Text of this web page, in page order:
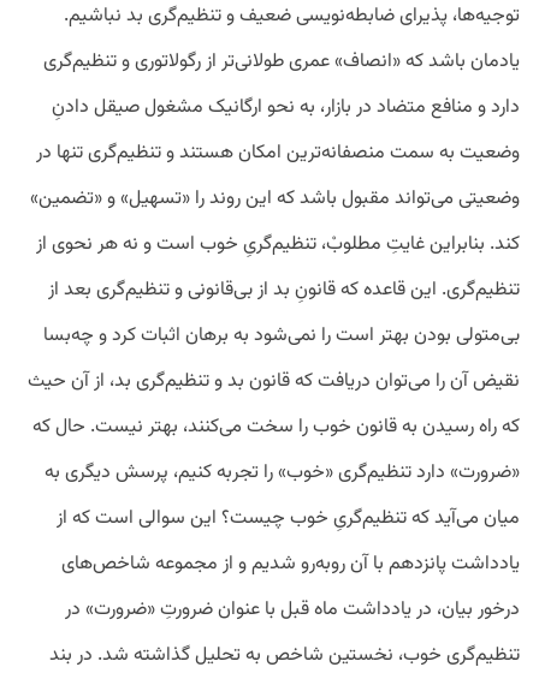
توجیه‌ها، پذیرای ضابطه‌نویسی ضعیف و تنظیم‌گری بد نباشیم.
یادمان باشد که «انصاف» عمری طولانی‌تر از رگولاتوری و تنظیم‌گری
دارد و منافع متضاد در بازار، به نحو ارگانیک مشغول صیقل دادنِ
وضعیت به سمت منصفانه‌ترین امکان هستند و تنظیم‌گری تنها در
وضعیتی می‌تواند مقبول باشد که این روند را «تسهیل» و «تضمین»
کند. بنابراین غایتِ مطلوبْ، تنظیم‌گریِ خوب است و نه هر نحوی از
تنظیم‌گری. این قاعده که قانونِ بد از بی‌قانونی و تنظیم‌گری بعد از
بی‌متولی بودن بهتر است را نمی‌شود به برهان اثبات کرد و چه‌بسا
نقیض آن را می‌توان دریافت که قانون بد و تنظیم‌گری بد، از آن حیث
که راه رسیدن به قانون خوب را سخت می‌کنند، بهتر نیست. حال که
«ضرورت» دارد تنظیم‌گری «خوب» را تجربه کنیم، پرسش دیگری به
میان می‌آید که تنظیم‌گریِ خوب چیست؟ این سوالی است که از
یادداشت پانزدهم با آن روبه‌رو شدیم و از مجموعه شاخص‌های
درخور بیان، در یادداشت ماه قبل با عنوان ضرورتِ «ضرورت» در
تنظیم‌گری خوب، نخستین شاخص به تحلیل گذاشته شد. در بند